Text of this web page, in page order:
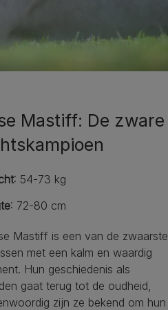
Mastiff: De zware
: 54-73 kg
: 72-80 cm
Mastiff is een van de zwaarste
met een kalm en waardig
Hun geschiedenis als
gaat terug tot de oudheid,
zijn ze bekend om hun